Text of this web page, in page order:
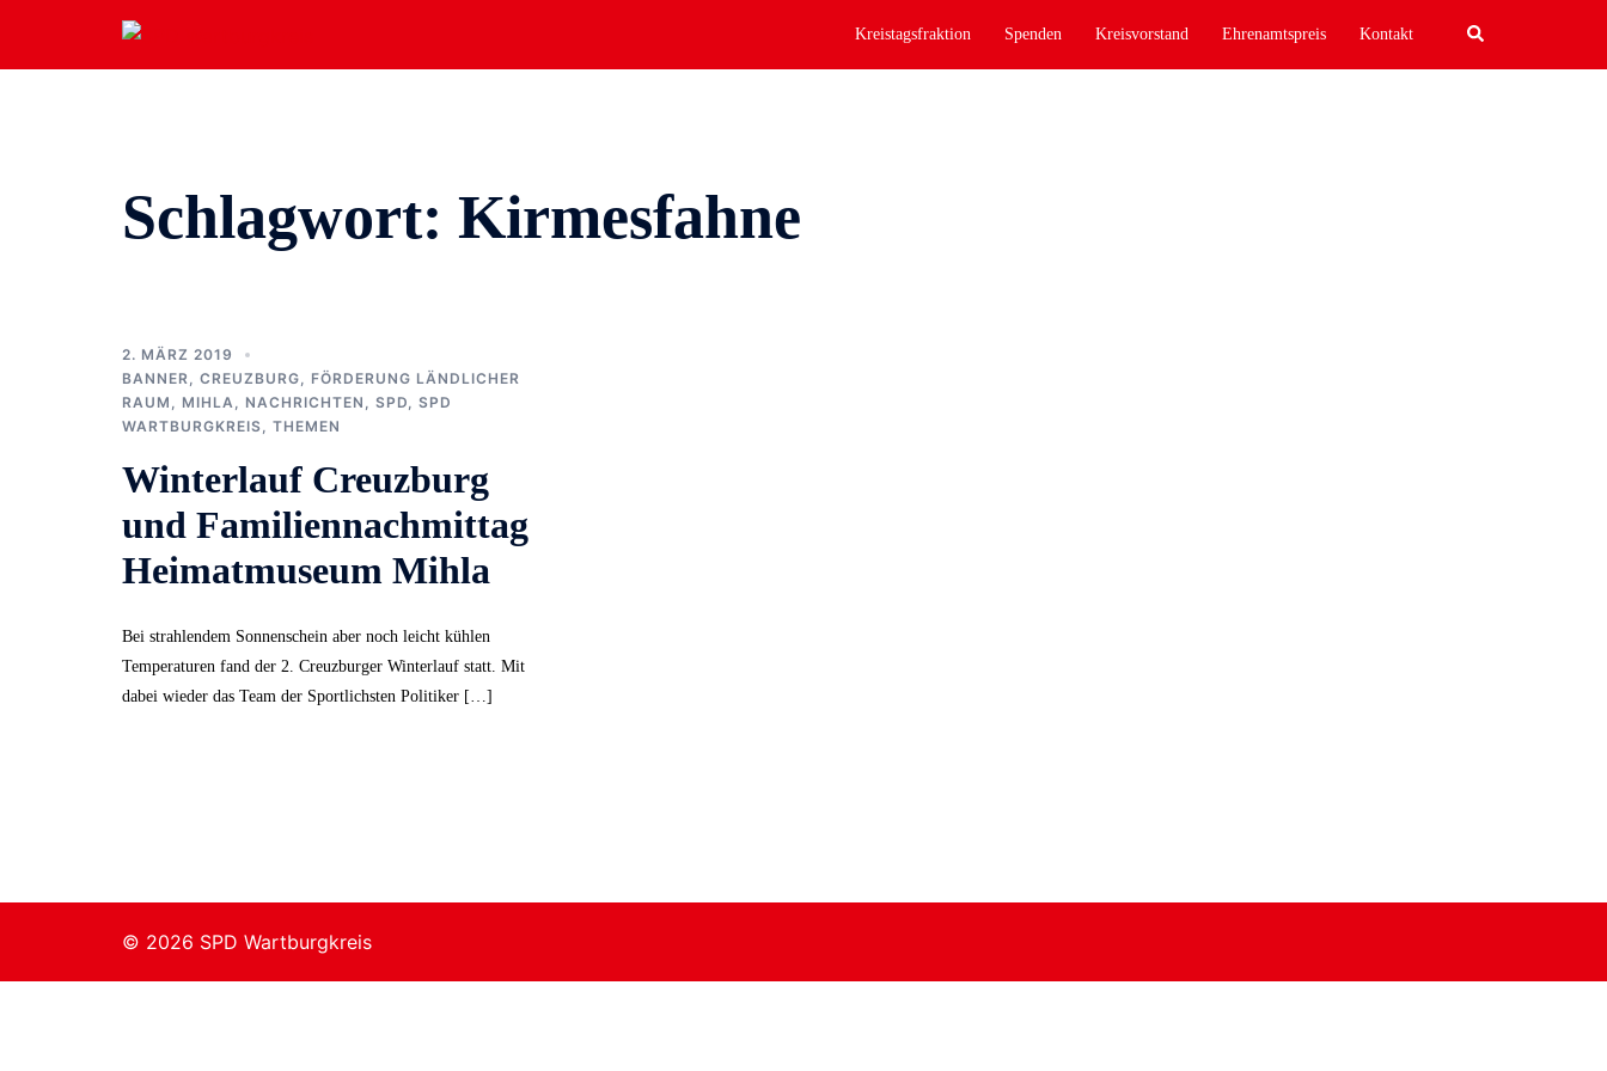
springen
Kreistagsfraktion Spenden Kreisvorstand Ehrenamtspreis Kontakt Search
Schlagwort: Kirmesfahne
2. MÄRZ 2019
BANNER
CREUZBURG
FÖRDERUNG LÄNDLICHER
RAUM
MIHLA NACHRICHTEN SPD
SPD
WARTBURGKREIS
THEMEN
Winterlauf Creuzburg
und Familiennachmittag
Heimatmuseum Mihla
Bei strahlendem Sonnenschein aber noch leicht kühlen
Temperaturen fand der 2. Creuzburger Winterlauf statt. Mit
dabei wieder das Team der Sportlichsten Politiker […]
© 2026 SPD Wartburgkreis